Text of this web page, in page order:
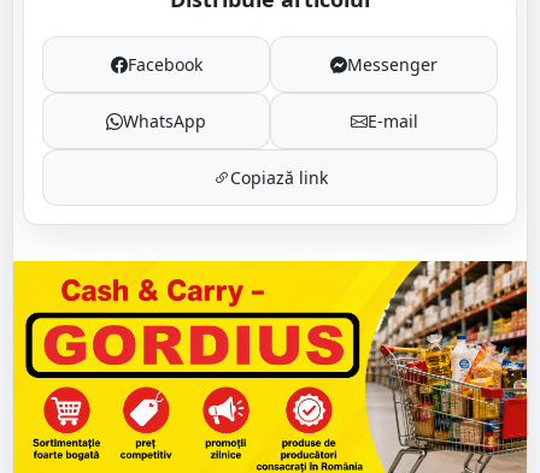
Facebook Messenger
WhatsApp E-mail
Copiază link